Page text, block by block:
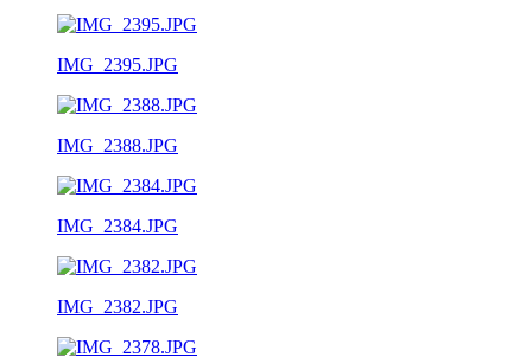
IMG_2395.JPG
IMG_2388.JPG
IMG_2384.JPG
IMG_2382.JPG